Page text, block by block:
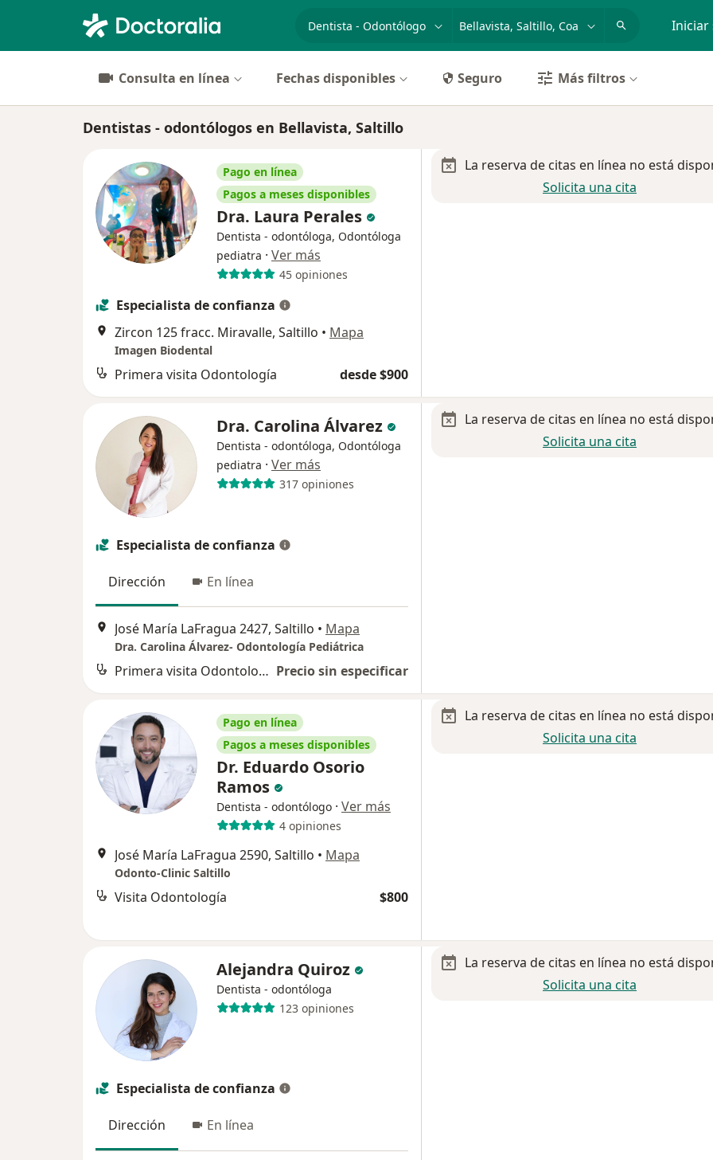
especialidad, enfermedad o nombre Iniciar
Consulta en línea Fechas disponibles Seguro Más filtros
Dentistas - odontólogos en Bellavista, Saltillo
Pago en línea
Pagos a meses disponibles
Dra. Laura Perales
Dentista - odontóloga, Odontóloga
pediatra · Ver más
45 opiniones
Especialista de confianza
Zircon 125 fracc. Miravalle, Saltillo • Mapa
Imagen Biodental
Primera visita Odontología desde $900
La reserva de citas en línea no está
Solicita una cita
Dra. Carolina Álvarez
Dentista - odontóloga, Odontóloga
pediatra · Ver más
317 opiniones
Especialista de confianza
Dirección En línea
José María LaFragua 2427, Saltillo • Mapa
Dra. Carolina Álvarez- Odontología Pediátrica
Primera visita Odontología Precio sin especificar
La reserva de citas en línea no está
Solicita una cita
Pago en línea
Pagos a meses disponibles
Dr. Eduardo Osorio
Ramos
Dentista - odontólogo · Ver más
4 opiniones
José María LaFragua 2590, Saltillo • Mapa
Odonto-Clinic Saltillo
Visita Odontología $800
La reserva de citas en línea no está
Solicita una cita
Alejandra Quiroz
Dentista - odontóloga
123 opiniones
Especialista de confianza
Dirección En línea
La reserva de citas en línea no está
Solicita una cita